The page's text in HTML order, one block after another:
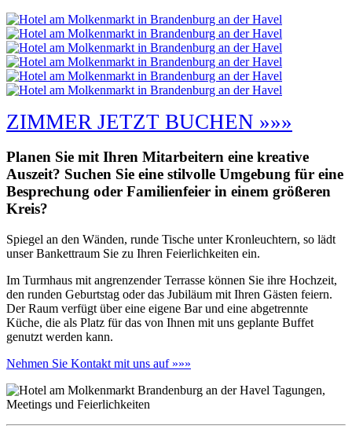
ZIMMER JETZT BUCHEN »»»
Planen Sie mit Ihren Mitarbeitern eine kreative
Auszeit? Suchen Sie eine stilvolle Umgebung für eine
Besprechung oder Familienfeier in einem größeren
Kreis?
Spiegel an den Wänden, runde Tische unter Kronleuchtern, so lädt
unser Bankettraum Sie zu Ihren Feierlichkeiten ein.
Im Turmhaus mit angrenzender Terrasse können Sie ihre Hochzeit,
den runden Geburtstag oder das Jubiläum mit Ihren Gästen feiern.
Der Raum verfügt über eine eigene Bar und eine abgetrennte
Küche, die als Platz für das von Ihnen mit uns geplante Buffet
genutzt werden kann.
Nehmen Sie Kontakt mit uns auf »»»